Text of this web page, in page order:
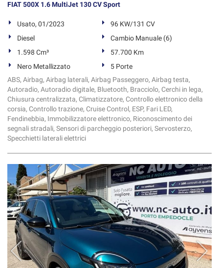
FIAT 500X 1.6 MultiJet 130 CV Sport
Usato, 01/2023
96 KW/131 CV
Diesel
Cambio Manuale (6)
1.598 Cm³
57.700 Km
Nero Metallizzato
5 Porte
ABS, Airbag, Airbag laterali, Airbag Passeggero, Airbag testa,
Autoradio, Autoradio digitale, Bluetooth, Bracciolo, Cerchi in lega,
Chiusura centralizzata, Climatizzatore, Controllo elettronico della
corsia, Controllo trazione, Cruise Control, ESP, Fari LED,
Fendinebbia, Immobilizzatore elettronico, Riconoscimento dei
segnali stradali, Sensori di parcheggio posteriori, Servosterzo,
Specchietti laterali elettrici